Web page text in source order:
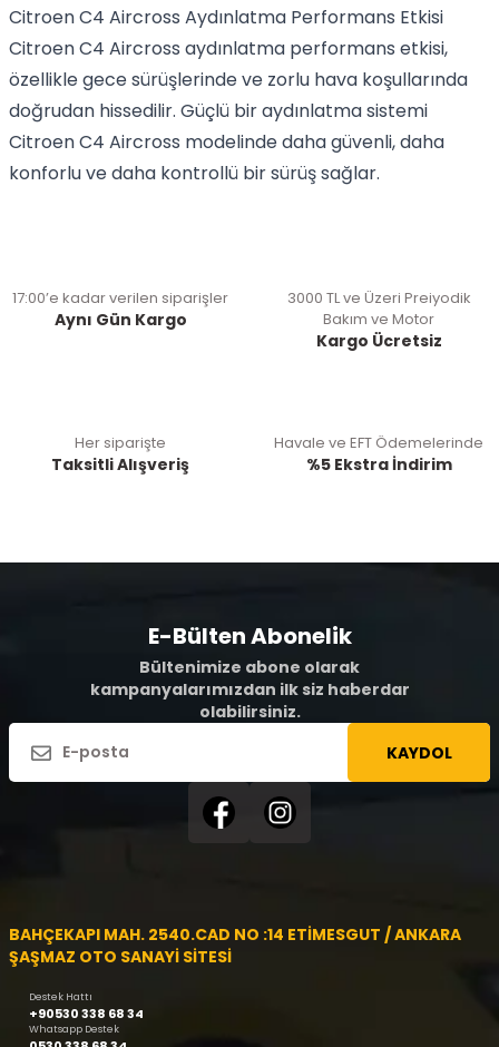
Citroen C4 Aircross Aydınlatma Performans Etkisi
Citroen C4 Aircross aydınlatma performans etkisi,
özellikle gece sürüşlerinde ve zorlu hava koşullarında
doğrudan hissedilir. Güçlü bir aydınlatma sistemi
Citroen C4 Aircross modelinde daha güvenli, daha
konforlu ve daha kontrollü bir sürüş sağlar.
17:00’e kadar verilen siparişler
Aynı Gün Kargo
3000 TL ve Üzeri Preiyodik
Bakım ve Motor
Kargo Ücretsiz
Her siparişte
Taksitli Alışveriş
Havale ve EFT Ödemelerinde
%5 Ekstra İndirim
E-Bülten Abonelik
Bültenimize abone olarak
kampanyalarımızdan ilk siz haberdar
olabilirsiniz.
KAYDOL
BAHÇEKAPI MAH. 2540.CAD NO :14 ETİMESGUT / ANKARA
ŞAŞMAZ OTO SANAYİ SİTESİ
Destek Hattı
+90530 338 68 34
Whatsapp Destek